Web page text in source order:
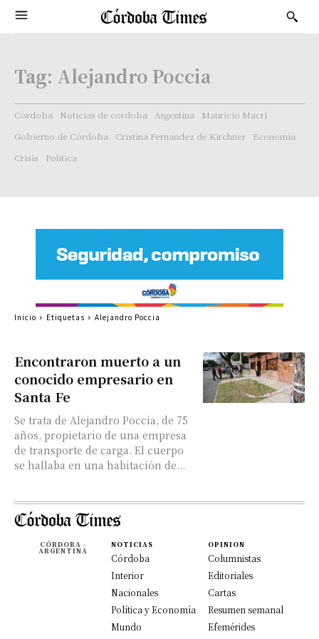
Tag: Alejandro Poccia
Córdoba Noticias de cordoba Argentina
Mauricio Macri
Gobierno de Córdoba
Cristina Fernandez de Kirchner
Economía
Crisis
Politica
Encontraron muerto a un
conocido empresario en
Santa Fe
Se trata de Alejandro Poccia, de 75
años, propietario de una empresa
de transporte de carga. El cuerpo
se hallaba en una habitación de...
Inicio Etiquetas Alejandro Poccia
CÓRDOBA -
ARGENTINA
NOTICIAS
Córdoba
Interior
Nacionales
Política y Economía
Mundo
OPINION
Columnistas
Editoriales
Cartas
Resumen semanal
Efemérides